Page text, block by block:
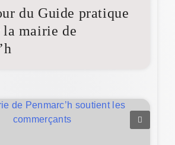
du Guide pratique
la mairie de